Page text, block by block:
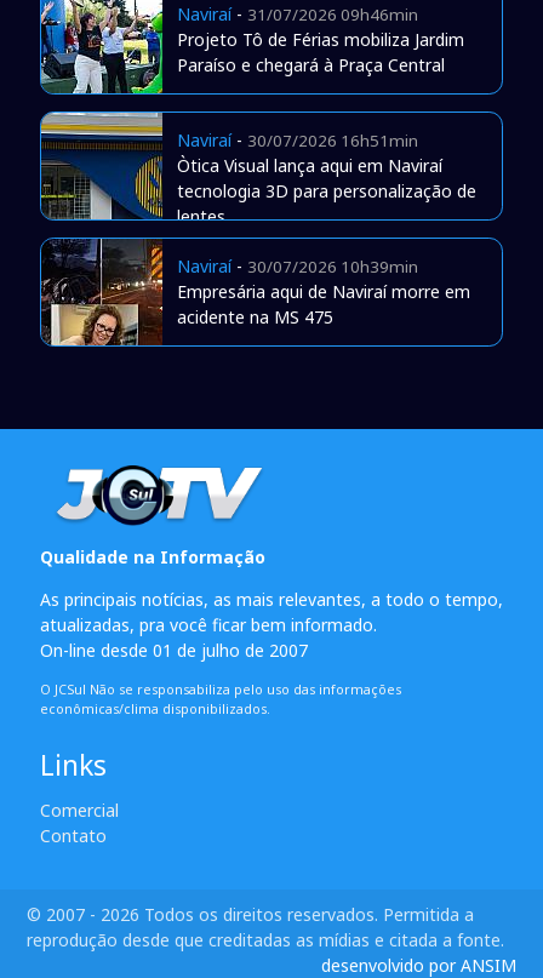
Naviraí- 31/07/2026 09h46min
Projeto Tô de Férias mobiliza Jardim
Paraíso e chegará à Praça Central
Naviraí- 30/07/2026 16h51min
Òtica Visual lança aqui em Naviraí
tecnologia 3D para personalização de
lentes
Naviraí- 30/07/2026 10h39min
Empresária aqui de Naviraí morre em
acidente na MS 475
Qualidade na Informação
As principais notícias, as mais relevantes, a todo o tempo,
atualizadas, pra você ficar bem informado.
On-line desde 01 de julho de 2007
O JCSul Não se responsabiliza pelo uso das informações
econômicas/clima disponibilizados.
Links
Comercial
Contato
© 2007 - 2026 Todos os direitos reservados. Permitida a
reprodução desde que creditadas as mídias e citada a fonte.
desenvolvido por ANSIM